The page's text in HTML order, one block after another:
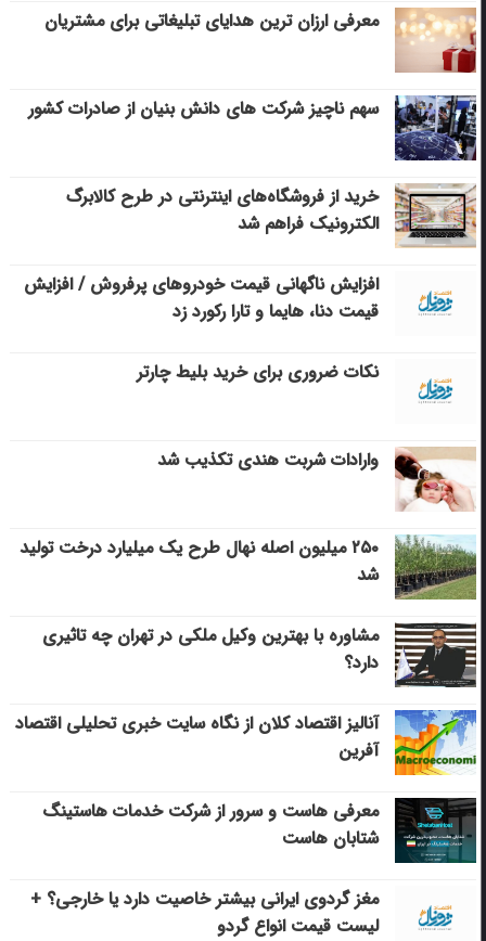
معرفی ارزان ترین هدایای تبلیغاتی برای مشتریان
سهم ناچیز شرکت های دانش بنیان از صادرات کشور
خرید از فروشگاه‌های اینترنتی در طرح کالابرگ
الکترونیک فراهم شد
افزایش ناگهانی قیمت خودروهای پرفروش / افزایش
قیمت دنا، هایما و تارا رکورد زد
نکات ضروری برای خرید بلیط چارتر
وارادات شربت هندی تکذیب شد
۲۵۰ میلیون اصله نهال طرح یک میلیارد درخت تولید
شد
مشاوره با بهترین وکیل ملکی در تهران چه تاثیری
دارد؟
آنالیز اقتصاد کلان از نگاه سایت خبری تحلیلی اقتصاد
آفرین
معرفی هاست و سرور از شرکت خدمات هاستینگ
شتابان هاست
مغز گردوی ایرانی بیشتر خاصیت دارد یا خارجی؟ +
لیست قیمت انواع گردو